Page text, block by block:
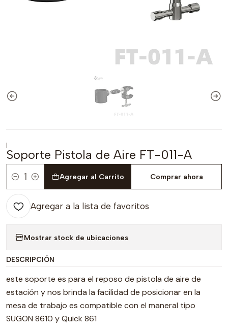
|
Soporte Pistola de Aire FT-011-A
Cantidad
Agregar al Carrito Comprar ahora
Agregar a la lista de favoritos
Mostrar stock de ubicaciones
DESCRIPCIÓN
este soporte es para el reposo de pistola de aire de
estación y nos brinda la facilidad de posicionar en la
mesa de trabajo es compatible con el maneral tipo
SUGON 8610 y Quick 861